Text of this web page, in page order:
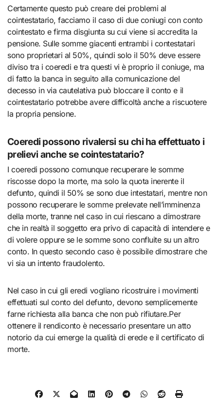
Certamente questo può creare dei problemi al
cointestatario, facciamo il caso di due coniugi con conto
cointestato e firma disgiunta su cui viene si accredita la
pensione. Sulle somme giacenti entrambi i contestatari
sono proprietari al 50%, quindi solo il 50% deve essere
diviso tra i coeredi e tra questi vi è proprio il coniuge, ma
di fatto la banca in seguito alla comunicazione del
decesso in via cautelativa può bloccare il conto e il
cointestatario potrebbe avere difficoltà anche a riscuotere
la propria pensione.
Coeredi possono rivalersi su chi ha effettuato i
prelievi anche se cointestatario?
I coeredi possono comunque recuperare le somme
riscosse dopo la morte, ma solo la quota inerente il
defunto, quindi il 50% se sono due intestatari, mentre non
possono recuperare le somme prelevate nell’imminenza
della morte, tranne nel caso in cui riescano a dimostrare
che in realtà il soggetto era privo di capacità di intendere e
di volere oppure se le somme sono confluite su un altro
conto. In questo secondo caso è possibile dimostrare che
vi sia un intento fraudolento.
Nel caso in cui gli eredi vogliano ricostruire i movimenti
effettuati sul conto del defunto, devono semplicemente
farne richiesta alla banca che non può rifiutare.Per
ottenere il rendiconto è necessario presentare un atto
notorio da cui emerge la qualità di erede e il certificato di
morte.